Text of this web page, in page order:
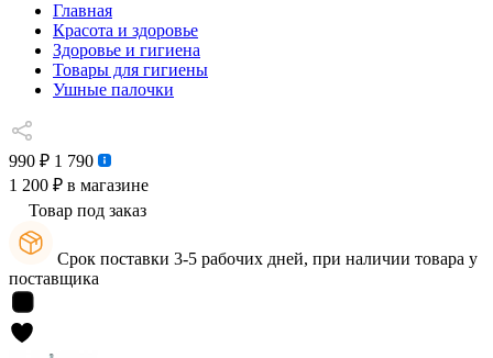
Главная
Красота и здоровье
Здоровье и гигиена
Товары для гигиены
Ушные палочки
990 ₽ 1 790
1 200 ₽ в магазине
Товар под заказ
Срок поставки 3-5 рабочих дней, при наличии товара у
поставщика